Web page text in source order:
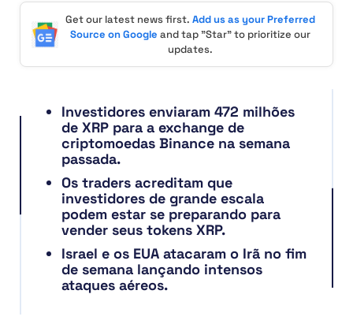
Get our latest news first. Add us as your Preferred
Source on Google and tap "Star" to prioritize our
updates.
Investidores enviaram 472 milhões
de XRP para a exchange de
criptomoedas Binance na semana
passada.
Os traders acreditam que
investidores de grande escala
podem estar se preparando para
vender seus tokens XRP.
Israel e os EUA atacaram o Irã no fim
de semana lançando intensos
ataques aéreos.